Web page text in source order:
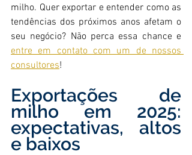
milho. Quer exportar e entender como as
tendências dos próximos anos afetam o
entre em contato com um de nossos
consultores!
Exportações de
milho em 2025:
expectativas, altos
e baixos